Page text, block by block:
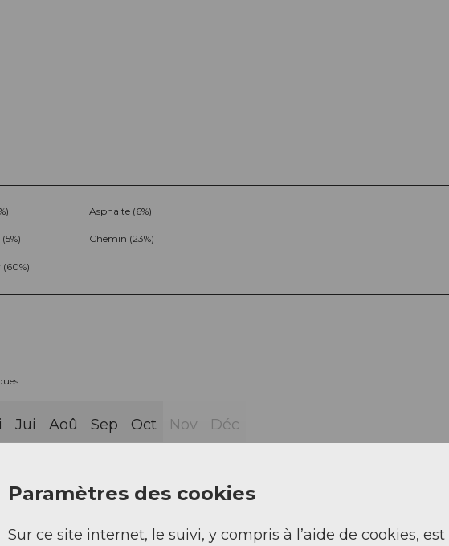
Asphalte (6%)
Chemin (23%)
(60%)
Jui Aoû Sep Oct Nov Déc
Paramètres des cookies
Sur ce site internet, le suivi, y compris à l’aide de cookies,